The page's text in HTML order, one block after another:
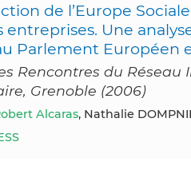
de l’Europe
entreprises. Une
Parlement Européen
Rencontres du Réseau
Grenoble (2006)
Alcaras, Nathalie